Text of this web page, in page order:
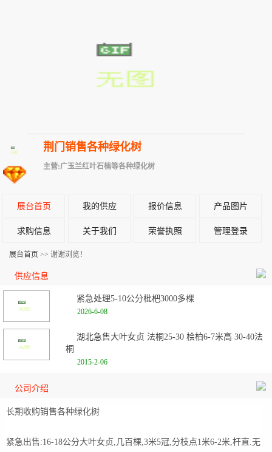
荆门销售各种绿化树
主营:广玉兰红叶石楠等各种绿化树
展台首页 我的供应 报价信息 产品图片
求购信息 关于我们 荣誉执照 管理登录
展台首页 >> 谢谢浏览！
供应信息
紧急处理5-10公分枇杷3000多棵
2026-6-08
湖北急售大叶女贞 法桐25-30 桧柏6-7米高 30-40法
桐
2015-2-06
公司介绍
长期收购销售各种绿化树
紧急出售:16-18公分大叶女贞,几百棵,3米5冠,分枝点1米6-2米,杆直.无